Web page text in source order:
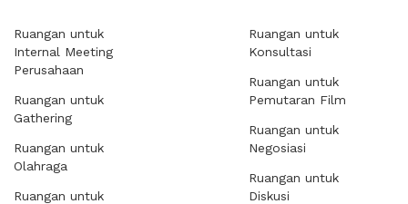
Ruangan untuk
Internal Meeting
Perusahaan
Ruangan untuk
Gathering
Ruangan untuk
Olahraga
Ruangan untuk
Ruangan untuk
Konsultasi
Ruangan untuk
Pemutaran Film
Ruangan untuk
Negosiasi
Ruangan untuk
Diskusi